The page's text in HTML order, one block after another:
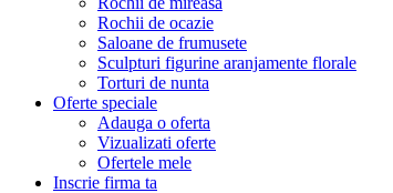
Rochii de ocazie
Saloane de frumusete
Sculpturi figurine aranjamente florale
Torturi de nunta
Oferte speciale
Adauga o oferta
Vizualizati oferte
Ofertele mele
Inscrie firma ta